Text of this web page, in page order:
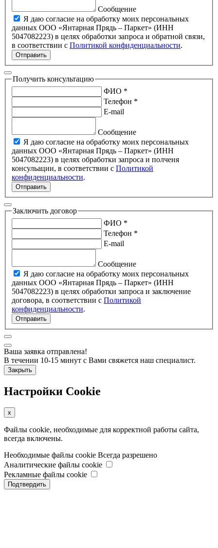
Сообщение
Я даю согласие на обработку моих персональных
данных ООО «Янтарная Прядь – Паркет» (ИНН
5047082223) в целях обработки запроса и обратной связи,
в соответствии с Политикой конфиденциальности.
Отправить
Получить консультацию
ФИО *
Телефон *
E-mail
Сообщение
Я даю согласие на обработку моих персональных
данных ООО «Янтарная Прядь – Паркет» (ИНН
5047082223) в целях обработки запроса и полченя
консульации, в соответствии с Политикой
конфиденциальности.
Отправить
Заключить договор
ФИО *
Телефон *
E-mail
Сообщение
Я даю согласие на обработку моих персональных
данных ООО «Янтарная Прядь – Паркет» (ИНН
5047082223) в целях обработки запроса и заключение
договора, в соответствии с Политикой
конфиденциальности.
Отправить
Ваша заявка отправлена!
В течении 10-15 минут с Вами свяжется наш специалист.
Закрыть
Настройки Cookie
x
Файлы cookie, необходимые для корректной работы сайта,
всегда включены.
Необходимые файлы cookie Всегда разрешено
Аналитические файлы cookie
Рекламные файлы cookie
Подтвердить